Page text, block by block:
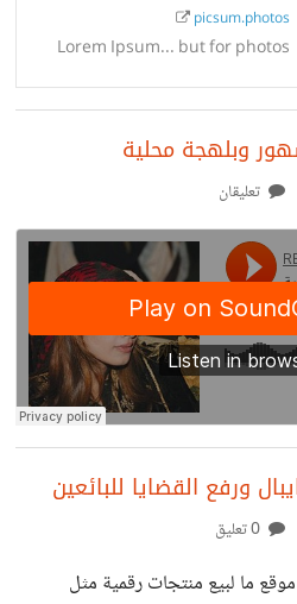
picsum.photos
Lorem Ipsum... but for photos
وبلهجة محلية
تعليقان
ورفع القضايا للبائعين
ما لبيع منتجات رقمية مثل